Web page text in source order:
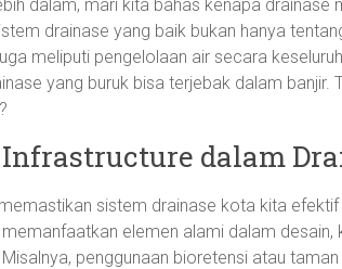
dalam, mari kita bahas kenapa drainase
drainase yang baik bukan hanya
meliputi pengelolaan air secara
yang buruk bisa terjebak dalam banjir.
Infrastructure dalam
sistem drainase kota kita
memanfaatkan elemen alami dalam
penggunaan bioretensi atau